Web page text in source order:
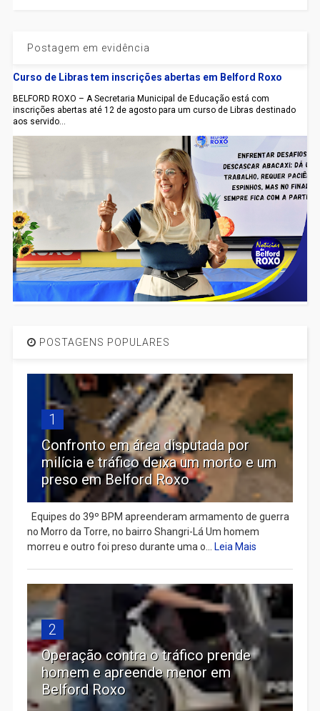
Postagem em evidência
Curso de Libras tem inscrições abertas em Belford Roxo
BELFORD ROXO – A Secretaria Municipal de Educação está com
inscrições abertas até 12 de agosto para um curso de Libras destinado
aos servido...
POSTAGENS POPULARES
1
Confronto em área disputada por
milícia e tráfico deixa um morto e um
preso em Belford Roxo
Equipes do 39º BPM apreenderam armamento de guerra
no Morro da Torre, no bairro Shangri-Lá Um homem
morreu e outro foi preso durante uma o...
Leia Mais
2
Operação contra o tráfico prende
homem e apreende menor em
Belford Roxo